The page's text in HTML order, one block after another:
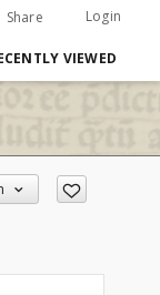
Share Login
VIEWED